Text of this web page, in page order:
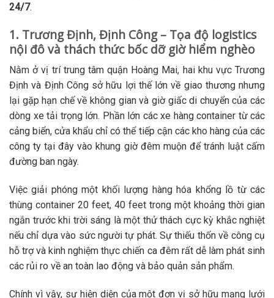
24/7.
1. Trương Định, Định Công – Tọa độ logistics
nội đô và thách thức bốc dỡ giờ hiểm nghèo
Nằm ở vị trí trung tâm quận Hoàng Mai, hai khu vực Trương
Định và Định Công sở hữu lợi thế lớn về giao thương nhưng
lại gặp hạn chế về không gian và giờ giấc di chuyển của các
dòng xe tải trọng lớn. Phần lớn các xe hàng container từ các
cảng biển, cửa khẩu chỉ có thể tiếp cận các kho hàng của các
công ty tại đây vào khung giờ đêm muộn để tránh luật cấm
đường ban ngày.
Việc giải phóng một khối lượng hàng hóa khổng lồ từ các
thùng container 20 feet, 40 feet trong một khoảng thời gian
ngắn trước khi trời sáng là một thử thách cực kỳ khắc nghiệt
nếu chỉ dựa vào sức người tự phát. Sự thiếu thốn về công cụ
hỗ trợ và kinh nghiệm thực chiến ca đêm rất dễ làm phát sinh
các rủi ro về an toàn lao động và bảo quản sản phẩm.
Chính vì vậy, sự hiện diện của một đơn vị sở hữu mạng lưới